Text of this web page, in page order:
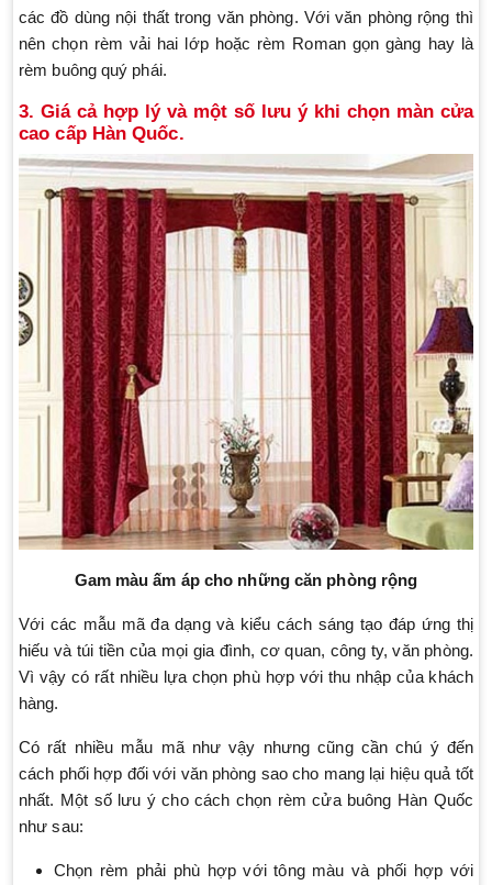
các đồ dùng nội thất trong văn phòng. Với văn phòng rộng thì
nên chọn rèm vải hai lớp hoặc rèm Roman gọn gàng hay là
rèm buông quý phái.
3. Giá cả hợp lý và một số lưu ý khi chọn màn cửa
cao cấp Hàn Quốc.
Gam màu ấm áp cho những căn phòng rộng
Với các mẫu mã đa dạng và kiểu cách sáng tạo đáp ứng thị
hiếu và túi tiền của mọi gia đình, cơ quan, công ty, văn phòng.
Vì vậy có rất nhiều lựa chọn phù hợp với thu nhập của khách
hàng.
Có rất nhiều mẫu mã như vậy nhưng cũng cần chú ý đến
cách phối hợp đối với văn phòng sao cho mang lại hiệu quả tốt
nhất. Một số lưu ý cho cách chọn rèm cửa buông Hàn Quốc
như sau:
Chọn rèm phải phù hợp với tông màu và phối hợp với